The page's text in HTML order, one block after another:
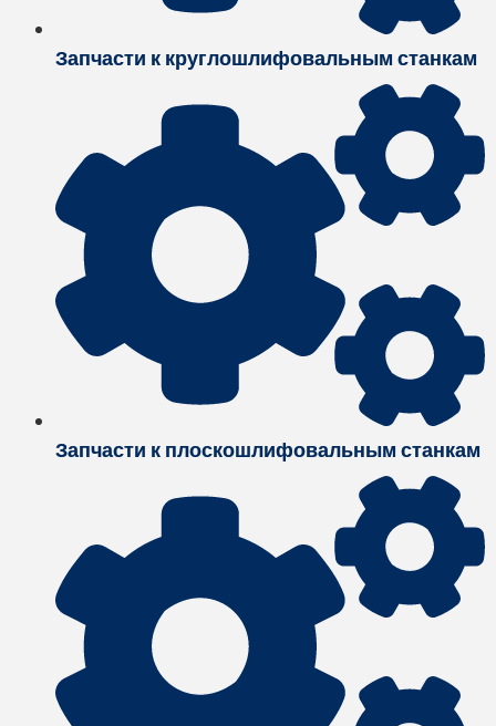
Запчасти к круглошлифовальным станкам
Запчасти к плоскошлифовальным станкам